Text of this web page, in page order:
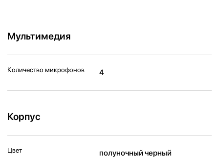
Мультимедия
Количество микрофонов 4
Корпус
Цвет полуночный черный